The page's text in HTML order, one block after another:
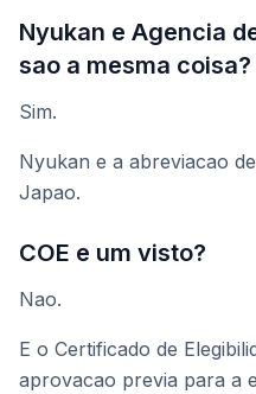
Nyukan e Agencia
sao a mesma coisa?
Sim.
Nyukan e a abreviacao
Japao.
COE e um visto?
Nao.
E o Certificado de
aprovacao previa para a